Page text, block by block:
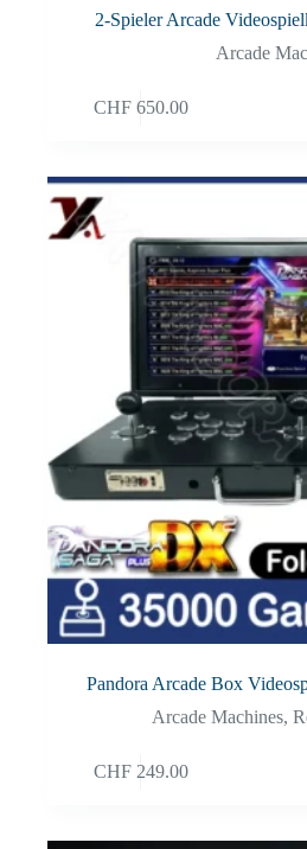
2-Spieler Arcade
Arcade
CHF650.00
Pandora Arcade Box
Arcade Machines,
CHF249.00